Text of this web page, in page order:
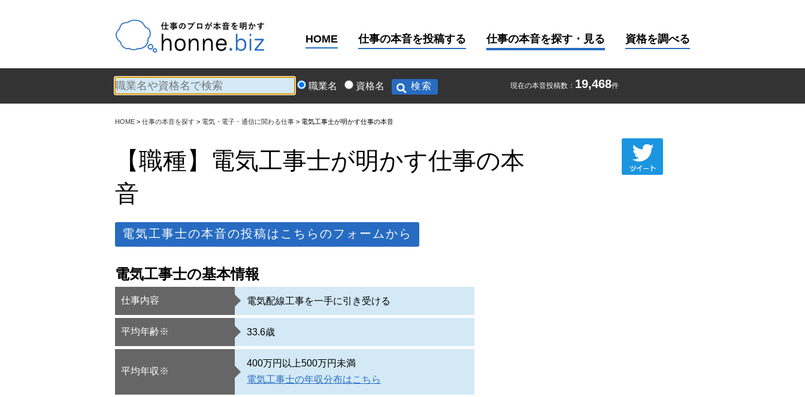
HOME 仕事の本音を投稿する 仕事の本音を探す・見る 資格を調べる
職業名 資格名 現在の本音投稿数： 19,468件
HOME 仕事の本音を探す 電気・電子・通信に関わる仕事 電気工事士が明かす仕事の本音
【職種】電気工事士が明かす仕事の本
音
電気工事士の本音の投稿はこちらのフォームから
電気工事士の基本情報
仕事内容 電気配線工事を一手に引き受ける
平均年齢※ 33.6歳
平均年収※
400万円以上500万円未満
電気工事士の年収分布はこちら